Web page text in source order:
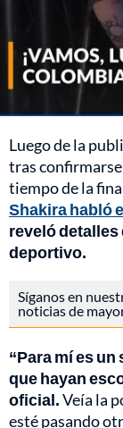
Luego de la
tras
tiempo de la
Shakira habló
reveló detalles
deportivo.
Síganos en
noticias de
“Para mí es
que hayan
oficial.Veía la
esté pasando